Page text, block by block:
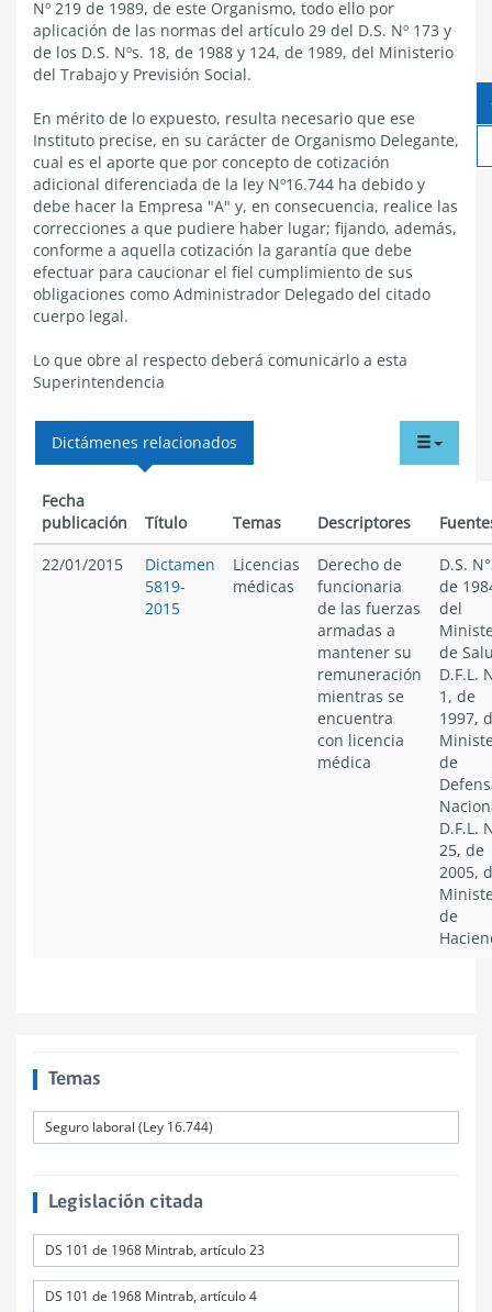
Nº 219 de 1989, de este Organismo, todo ello por
aplicación de las normas del artículo 29 del D.S. Nº 173 y
de los D.S. Nºs. 18, de 1988 y 124, de 1989, del Ministerio
del Trabajo y Previsión Social.
En mérito de lo expuesto, resulta necesario que ese
Instituto precise, en su carácter de Organismo Delegante,
cual es el aporte que por concepto de cotización
adicional diferenciada de la ley Nº16.744 ha debido y
debe hacer la Empresa "A" y, en consecuencia, realice las
correcciones a que pudiere haber lugar; fijando, además,
conforme a aquella cotización la garantía que debe
efectuar para caucionar el fiel cumplimiento de sus
obligaciones como Administrador Delegado del citado
cuerpo legal.
Lo que obre al respecto deberá comunicarlo a esta
Superintendencia
menu
Dictámenes relacionados
Fecha
publicación
Título Temas Descriptores
22/01/2015
Dictamen
5819-
2015
Licencias
médicas
Derecho de
funcionaria
de las fuerzas
armadas a
mantener su
remuneración
mientras se
encuentra
con licencia
médica
D.S.
de
del
de
D.F.L.
1, de
1997,
de
D.F.L.
25, de
2005,
de
Temas
Seguro laboral (Ley 16.744)
Legislación citada
DS 101 de 1968 Mintrab, artículo 23
DS 101 de 1968 Mintrab, artículo 4